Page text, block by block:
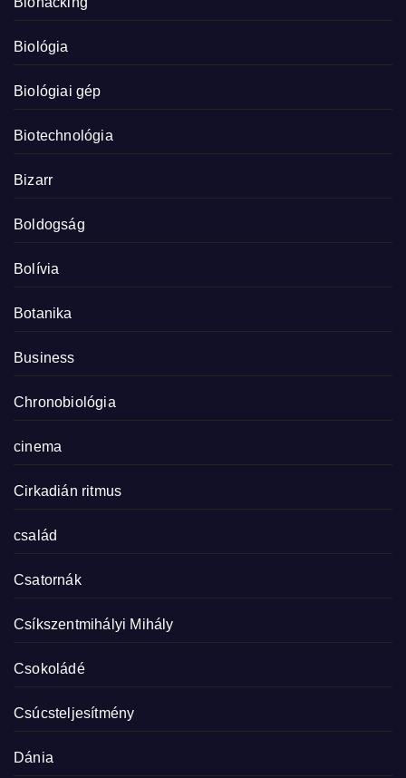
Biológia
Biológiai gép
Biotechnológia
Bizarr
Boldogság
Bolívia
Botanika
Business
Chronobiológia
cinema
Cirkadián ritmus
család
Csatornák
Csíkszentmihályi Mihály
Csokoládé
Csúcsteljesítmény
Dánia